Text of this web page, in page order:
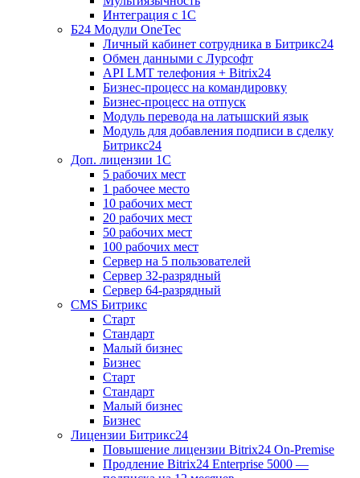
Интеграция с 1С
Б24 Модули OneTec
Личный кабинет сотрудника в Битрикс24
Обмен данными с Лурсофт
API LMT телефония + Bitrix24
Бизнес-процесс на командировку
Бизнес-процесс на отпуск
Модуль перевода на латышский язык
Модуль для добавления подписи в сделку
Битрикс24
Доп. лицензии 1С
5 рабочих мест
1 рабочее место
10 рабочих мест
20 рабочих мест
50 рабочих мест
100 рабочих мест
Сервер на 5 пользователей
Сервер 32-разрядный
Сервер 64-разрядный
CMS Битрикс
Старт
Стандарт
Малый бизнес
Бизнес
Старт
Стандарт
Малый бизнес
Бизнес
Лицензии Битрикс24
Повышение лицензии Bitrix24 On-Premise
Продление Bitrix24 Enterprise 5000 —